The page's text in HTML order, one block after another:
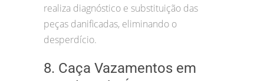
realiza diagnóstico e substituição das
peças danificadas, eliminando o
desperdício.
8. Caça Vazamentos em